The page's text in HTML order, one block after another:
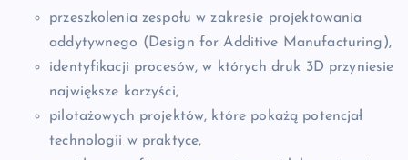
przeszkolenia zespołu w zakresie projektowania
addytywnego (Design for Additive Manufacturing),
identyfikacji procesów, w których druk 3D przyniesie
największe korzyści,
pilotażowych projektów, które pokażą potencjał
technologii w praktyce,